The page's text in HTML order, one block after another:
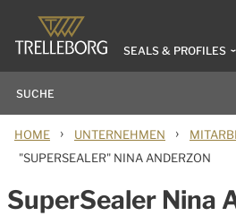
SEALS & PROFILES
HOME › UNTERNEHMEN ›
"SUPERSEALER" NINA ANDERZON
SuperSealer Nina